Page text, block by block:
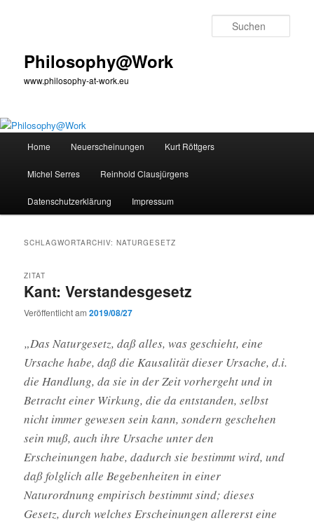
Philosophy@Work
www.philosophy-at-work.eu
Home Neuerscheinungen Kurt Röttgers
Michel Serres Reinhold Clausjürgens
Datenschutzerklärung Impressum
SCHLAGWORTARCHIV:NATURGESETZ
Kant: Verstandesgesetz
ZITAT
Veröffentlicht am2019/08/27
„Das Naturgesetz, daß alles, was geschieht, eine
Ursache habe, daß die Kausalität dieser Ursache, d.i.
die Handlung, da sie in der Zeit vorhergeht und in
Betracht einer Wirkung, die da entstanden, selbst
nicht immer gewesen sein kann, sondern geschehen
sein muß, auch ihre Ursache unter den
Erscheinungen habe, dadurch sie bestimmt wird, und
daß folglich alle Begebenheiten in einer
Naturordnung empirisch bestimmt sind; dieses
Gesetz, durch welches Erscheinungen allererst eine